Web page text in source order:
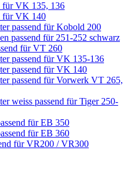
für VK 135, 136
für VK 140
passend für Kobold 200
passend für 251-252 schwarz
für VT 260
passend für VK 135-136
passend für VK 140
passend für Vorwerk VT 265,
weiss passend für Tiger 250-
für EB 350
für EB 360
für VR200 / VR300